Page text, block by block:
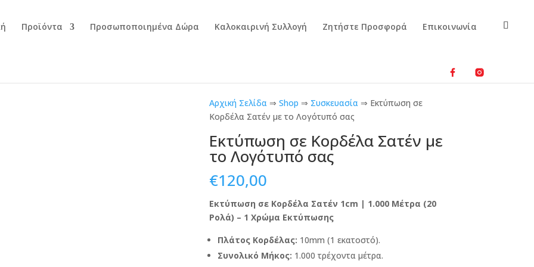
Προϊόντα Προσωποποιημένα Δώρα Καλοκαιρινή Συλλογή Ζητήστε Προσφορά Επικοινωνία
Αρχική Σελίδα ⇒ Shop ⇒ Συσκευασία ⇒ Εκτύπωση σε
Κορδέλα Σατέν με το Λογότυπό σας
Εκτύπωση σε Κορδέλα Σατέν με
το Λογότυπό σας
€120,00
Εκτύπωση σε Κορδέλα Σατέν 1cm | 1.000 Μέτρα (20
Ρολά) – 1 Χρώμα Εκτύπωσης
Πλάτος Κορδέλας: 10mm (1 εκατοστό).
Συνολικό Μήκος: 1.000 τρέχοντα μέτρα.